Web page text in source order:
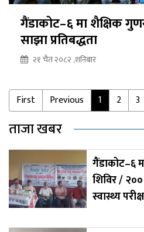
गैंडाकोट–६ मा शैक्षिक
साझा प्रतिबद्धता
२१ चैत २०८२ ,शनिबार
First Previous 1 2 3
ताजा खबर
गैंडाकोट–६
शिविर /
स्वास्थ्य